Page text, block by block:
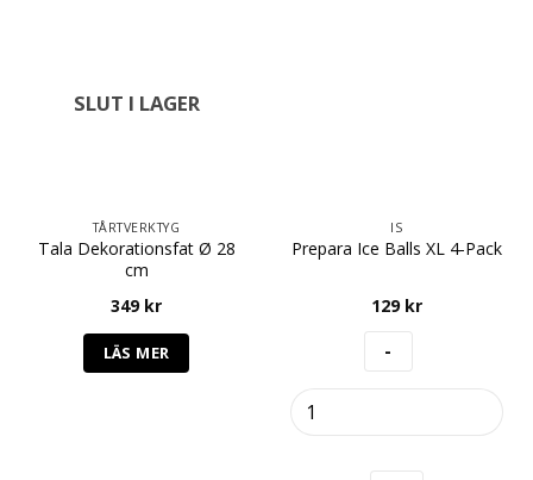
SLUT I LAGER
TÅRTVERKTYG
Tala Dekorationsfat Ø 28
cm
349 kr
LÄS MER
IS
Prepara Ice Balls XL 4-Pack
129 kr
Ice